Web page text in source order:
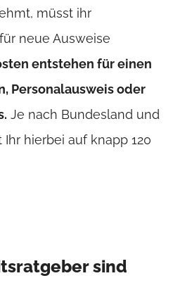
müsst ihr
neue Ausweise
entstehen für einen
Personalausweis oder
Je nach Bundesland und
hierbei auf knapp 120
sind